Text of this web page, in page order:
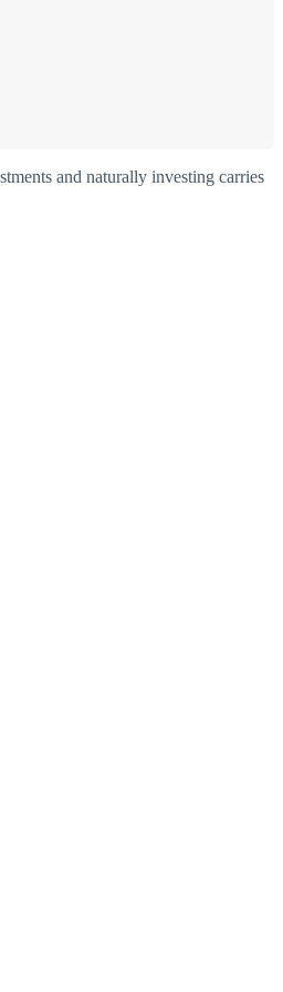
and naturally investing carries